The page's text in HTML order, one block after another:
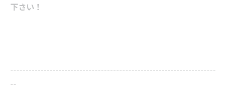
下さい！
--------------------------------------------------------------------
--